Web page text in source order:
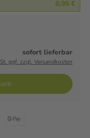
0,95 €
sofort lieferbar
ggf. zzgl. Versandkosten